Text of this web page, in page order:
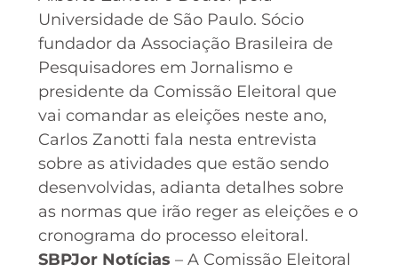
Universidade de São Paulo. Sócio
fundador da Associação Brasileira de
Pesquisadores em Jornalismo e
presidente da Comissão Eleitoral que
vai comandar as eleições neste ano,
Carlos Zanotti fala nesta entrevista
sobre as atividades que estão sendo
desenvolvidas, adianta detalhes sobre
as normas que irão reger as eleições e o
cronograma do processo eleitoral.
SBPJor Notícias – A Comissão Eleitoral